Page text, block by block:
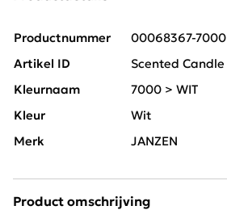
Productnummer
00068367-7000
Artikel ID
Scented Candle
Kleurnaam
7000 > WIT
Kleur
Wit
Merk
JANZEN
Product omschrijving